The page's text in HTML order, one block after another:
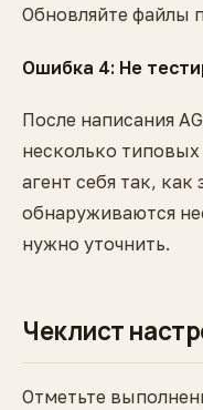
Обновляйте файлы
Ошибка 4: Не
После написания
несколько типовых
агент себя так, как
обнаруживаются
нужно уточнить.
Чеклист
Отметьте